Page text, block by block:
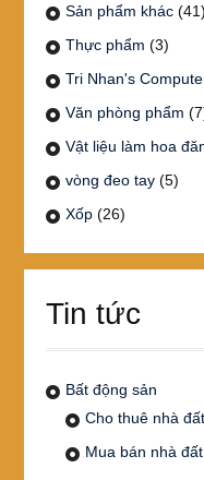
Sản phẩm khác (41)
Thực phẩm (3)
Tri Nhan's
Văn phòng phẩm
Vật liệu làm hoa
vòng đeo tay (5)
Xốp (26)
Tin tức
Bất động sản
Cho thuê nhà
Mua bán nhà đất